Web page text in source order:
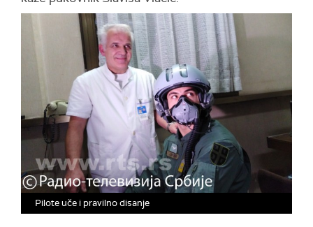
Pilote uče i pravilno disanje